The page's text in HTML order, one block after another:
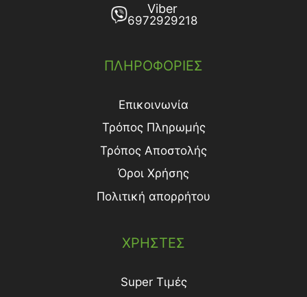
Viber
6972929218
ΠΛΗΡΟΦΟΡΙΕΣ
Επικοινωνία
Τρόπος Πληρωμής
Τρόπος Aποστολής
Όροι Χρήσης
Πολιτική απορρήτου
ΧΡΗΣΤΕΣ
Super Τιμές